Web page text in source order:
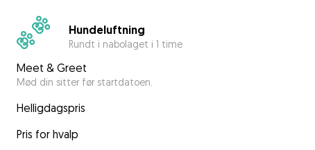
Hundeluftning
Rundt i nabolaget i 1 time
Meet & Greet
Mød din sitter før startdatoen.
Helligdagspris
Pris for hvalp